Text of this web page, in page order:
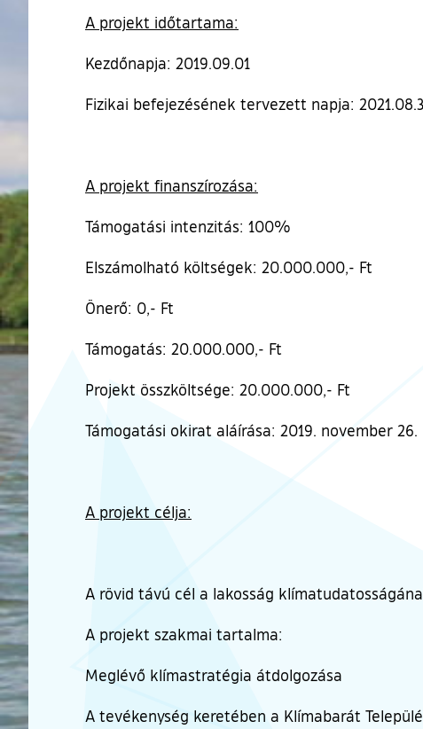
A projekt időtartama:
Kezdőnapja: 2019.09.01
Fizikai befejezésének tervezett napja:
A projekt finanszírozása:
Támogatási intenzitás: 100%
Elszámolható költségek: 20.000.000,- Ft
Önerő: 0,- Ft
Támogatás: 20.000.000,- Ft
Projekt összköltsége: 20.000.000,- Ft
Támogatási okirat aláírása: 2019. november 26.
A projekt célja:
A rövid távú cél a lakosság
A projekt szakmai tartalma:
Meglévő klímastratégia átdolgozása
A tevékenység keretében a Klímabarát